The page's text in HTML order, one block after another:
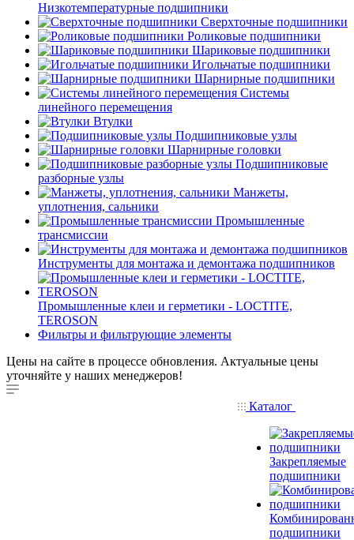
Низкотемпературные подшипники
Сверхточные подшипники
Роликовые подшипники
Шариковые подшипники
Игольчатые подшипники
Шарнирные подшипники
Системы
линейного перемещения
Втулки
Подшипниковые узлы
Шарнирные головки
Подшипниковые
разборные узлы
Манжеты,
уплотнения, сальники
Промышленные
трансмиссии
Инструменты для монтажа и демонтажа подшипников
Промышленные клеи и герметики - LOCTITE,
TEROSON
Фильтры и фильтрующие элементы
Цены на сайте в процессе обновления. Актуальные цены
уточняйте у наших менеджеров!
Каталог
Закрепляемые
подшипники
подшипники